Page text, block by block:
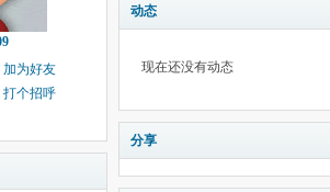
加为好友
打个招呼
动态
现在还没有动态
分享